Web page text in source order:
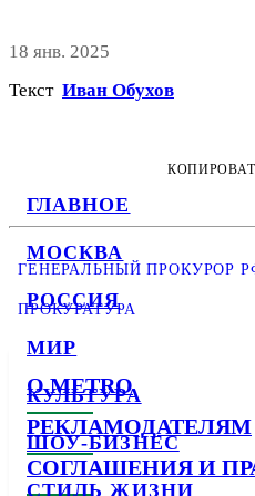
ГЛАВНОЕ
МОСКВА
РОССИЯ
МИР
КУЛЬТУРА
ШОУ-БИЗНЕС
СТИЛЬ ЖИЗНИ
18 янв. 2025
Текст Иван Обухов
ГЕНЕРАЛЬНЫЙ ПРОКУРОР
ПРОКУРАТУРА
О METRO
РЕКЛАМОДАТЕЛЯМ
СОГЛАШЕНИЯ И